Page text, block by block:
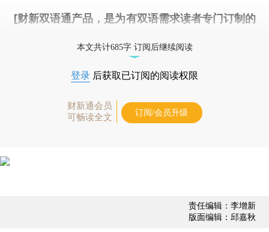
[财新双语通产品，是为有双语需求读者专门订制的
本文共计685字 订阅后继续阅读
登录 后获取已订阅的阅读权限
财新通会员
可畅读全文
订阅/会员升级
责任编辑：李增新
版面编辑：邱嘉秋